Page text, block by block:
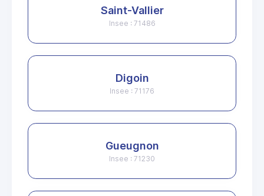
Saint-Vallier
Insee : 71486
Digoin
Insee : 71176
Gueugnon
Insee : 71230